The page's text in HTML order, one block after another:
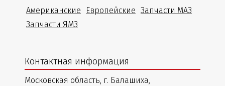
Американские Европейские Запчасти МАЗ
Запчасти ЯМЗ
Контактная информация
Московская область, г. Балашиха,